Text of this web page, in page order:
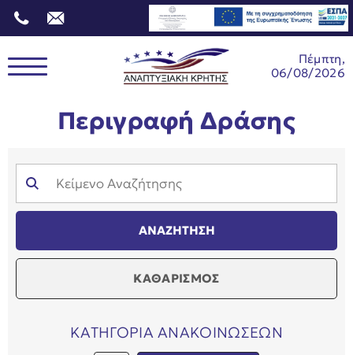
Πέμπτη,
06/08/2026
Περιγραφή Δράσης
ΚΑΘΑΡΙΣΜΟΣ
ΚΑΤΗΓΟΡΙΑ ΑΝΑΚΟΙΝΩΣΕΩΝ